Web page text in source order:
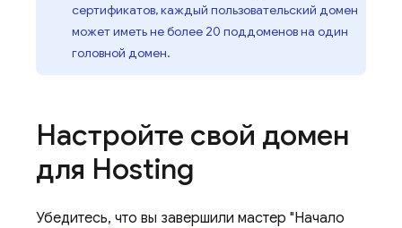
сертификатов, каждый пользовательский домен
может иметь не более 20 поддоменов на один
головной домен.
Настройте свой домен
для Hosting
Убедитесь, что вы завершили мастер "Начало